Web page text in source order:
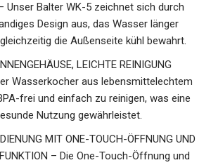
Unser Balter WK-5 zeichnet sich durch
Design aus, das Wasser länger
die Außenseite kühl bewahrt.
LEICHTE REINIGUNG
Wasserkocher aus lebensmittelechtem
frei und einfach zu reinigen, was eine
Nutzung gewährleistet.
MIT ONE-TOUCH-ÖFFNUNG UND
– Die One-Touch-Öffnung und